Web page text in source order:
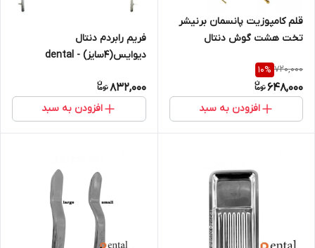
قلم کامپوزیت پانسمان برنیشر
تخت هشت گوش دنتال
720,000
10%
648,000
افزودن به سبد
فریم رابردم دنتال
دیوایس(۴سایز) - dental
832,000
افزودن به سبد